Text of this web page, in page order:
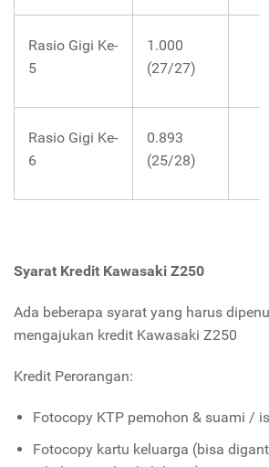
Rasio Gigi Ke-
5
1.000
(27/27)
Rasio Gigi Ke-
6
0.893
(25/28)
Syarat Kredit Kawasaki Z250
Ada beberapa syarat yang harus
mengajukan kredit Kawasaki Z250
Kredit Perorangan:
Fotocopy KTP pemohon & suami /
Fotocopy kartu keluarga (bisa